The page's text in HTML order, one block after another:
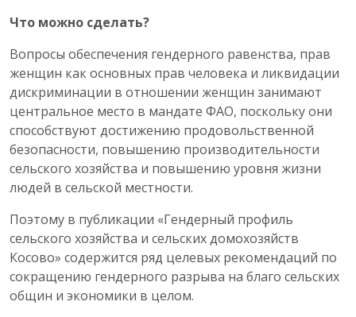
Что можно сделать?
Вопросы обеспечения гендерного равенства, прав
женщин как основных прав человека и ликвидации
дискриминации в отношении женщин занимают
центральное место в мандате ФАО, поскольку они
способствуют достижению продовольственной
безопасности, повышению производительности
сельского хозяйства и повышению уровня жизни
людей в сельской местности.
Поэтому в публикации «Гендерный профиль
сельского хозяйства и сельских домохозяйств
Косово» содержится ряд целевых рекомендаций по
сокращению гендерного разрыва на благо сельских
общин и экономики в целом.